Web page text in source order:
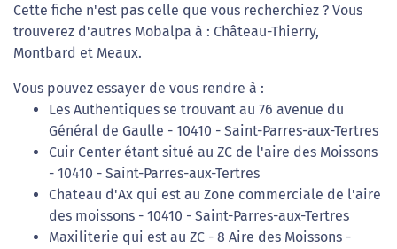
Cette fiche n'est pas celle que vous recherchiez ? Vous
trouverez d'autres Mobalpa à : Château-Thierry,
Montbard et Meaux.
Vous pouvez essayer de vous rendre à :
Les Authentiques se trouvant au 76 avenue du
Général de Gaulle - 10410 - Saint-Parres-aux-Tertres
Cuir Center étant situé au ZC de l'aire des Moissons
- 10410 - Saint-Parres-aux-Tertres
Chateau d'Ax qui est au Zone commerciale de l'aire
des moissons - 10410 - Saint-Parres-aux-Tertres
Maxiliterie qui est au ZC - 8 Aire des Moissons -